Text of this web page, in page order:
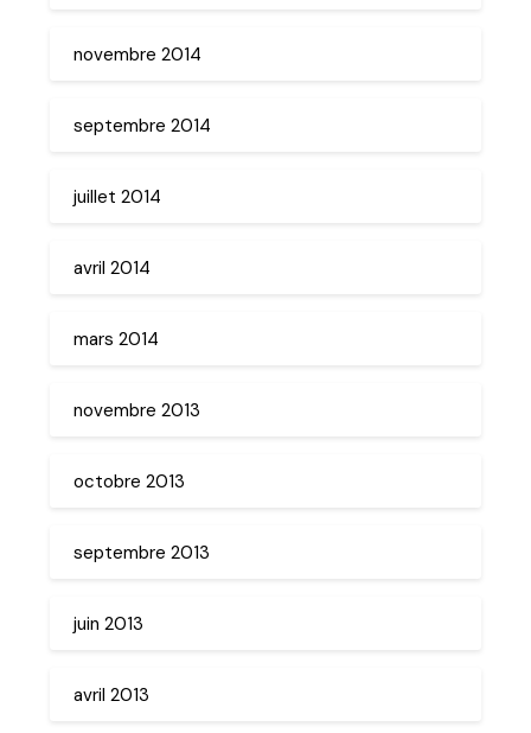
novembre 2014
septembre 2014
juillet 2014
avril 2014
mars 2014
novembre 2013
octobre 2013
septembre 2013
juin 2013
avril 2013